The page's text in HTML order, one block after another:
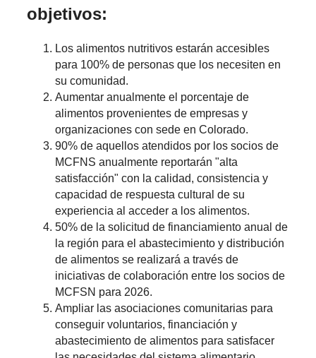
objetivos:
Los alimentos nutritivos estarán accesibles
para 100% de personas que los necesiten en
su comunidad.
Aumentar anualmente el porcentaje de
alimentos provenientes de empresas y
organizaciones con sede en Colorado.
90% de aquellos atendidos por los socios de
MCFNS anualmente reportarán "alta
satisfacción" con la calidad, consistencia y
capacidad de respuesta cultural de su
experiencia al acceder a los alimentos.
50% de la solicitud de financiamiento anual de
la región para el abastecimiento y distribución
de alimentos se realizará a través de
iniciativas de colaboración entre los socios de
MCFSN para 2026.
Ampliar las asociaciones comunitarias para
conseguir voluntarios, financiación y
abastecimiento de alimentos para satisfacer